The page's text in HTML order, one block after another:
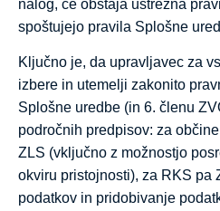
nalog, če obstaja ustrezna
spoštujejo pravila Splošne
Ključno je, da upravljavec za
izbere in utemelji zakonito
Splošne uredbe (in 6. členu
področnih predpisov: za
ZLS (vključno z možnostjo
okviru pristojnosti), za RKS pa
podatkov in pridobivanje